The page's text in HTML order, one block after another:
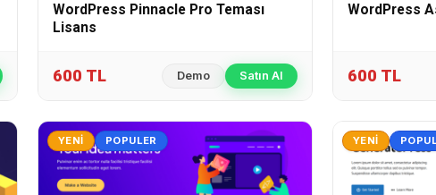
WordPress Pinnacle Pro Teması
Lisans
600 TL Demo Satın Al
WordPress
600 TL
YENI POPULER YENI